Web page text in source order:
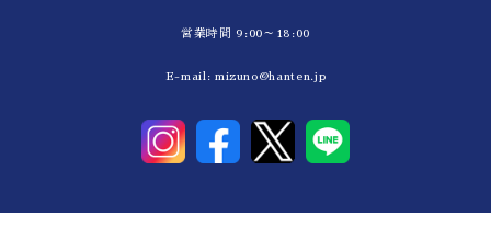
営業時間 9:00～18:00
E-mail: mizuno@hanten.jp